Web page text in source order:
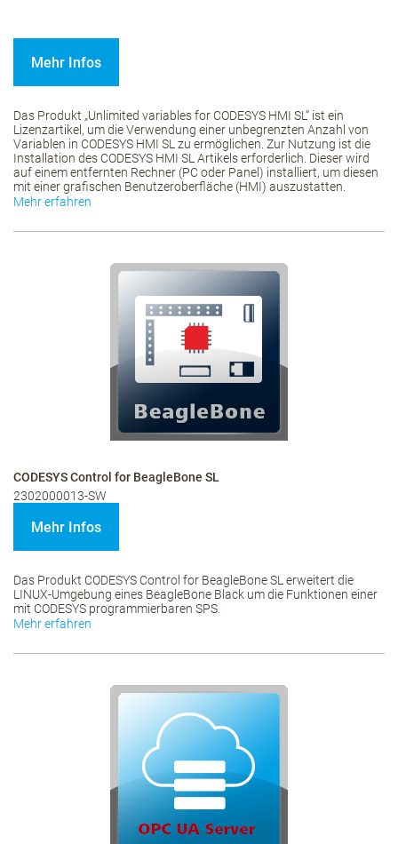
Mehr Infos
Das Produkt „Unlimited variables for CODESYS HMI SL“ ist ein
Lizenzartikel, um die Verwendung einer unbegrenzten Anzahl von
Variablen in CODESYS HMI SL zu ermöglichen. Zur Nutzung ist die
Installation des CODESYS HMI SL Artikels erforderlich. Dieser wird
auf einem entfernten Rechner (PC oder Panel) installiert, um diesen
mit einer grafischen Benutzeroberfläche (HMI) auszustatten.
Mehr erfahren
CODESYS Control for BeagleBone SL
2302000013-SW
Mehr Infos
Das Produkt CODESYS Control for BeagleBone SL erweitert die
LINUX-Umgebung eines BeagleBone Black um die Funktionen einer
mit CODESYS programmierbaren SPS.
Mehr erfahren